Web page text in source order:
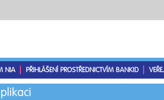
NIA PŘIHLÁŠENÍ PROSTŘEDNICTVÍM BANKID